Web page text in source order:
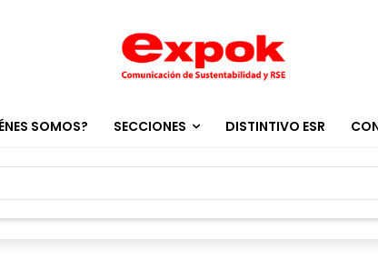
SOMOS? SECCIONES DISTINTIVO ESR